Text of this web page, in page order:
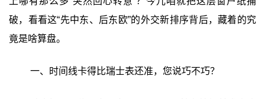
破，看看这“先中东、后东欧”的外交新排序背后，藏着的究
竟是啥算盘。
一、时间线卡得比瑞士表还准，您说巧不巧？